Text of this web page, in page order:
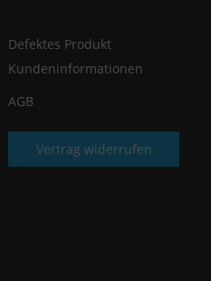
Defektes Produkt
Kundeninformationen
AGB
Vertrag widerrufen